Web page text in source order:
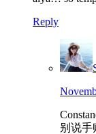
Reply
别说手